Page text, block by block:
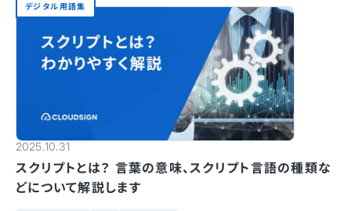
デジタル用語集
2025.10.31
スクリプトとは？ 言葉の意味、スクリプト言語の種類な
どについて解説します